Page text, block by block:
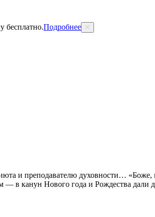
бесплатно.Подробнее
и преподавателю духовности…
в канун Нового года и Рождества дали